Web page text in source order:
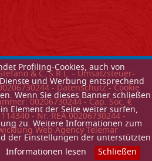
Profiling-Cookies, auch von
und Werbung entsprechend
Wenn Sie dieses Banner schließen
Element der Seite weiter surfen,
zu. Weitere Informationen zum
der Einstellungen der unterstützten
Informationen lesen Schließen
& C. S.R.L. - Umsatzsteuer-
-Datenschutz-Cookie
00206730244 - Cap. Soc. €
- Nr. REA 00206730244 -
Web Agency Telemar